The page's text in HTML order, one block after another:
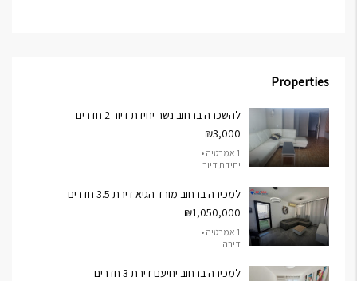
Properties
להשכרה ברחוב נשר יחידת דיור 2 חדרים
₪3,000
1 אמבטיה •
יחידת דיור
למכירה ברחוב מורד הגיא דירת 3.5 חדרים
₪1,050,000
1 אמבטיה •
דירה
למכירה ברחוב יחיעם דירת 3 חדרים